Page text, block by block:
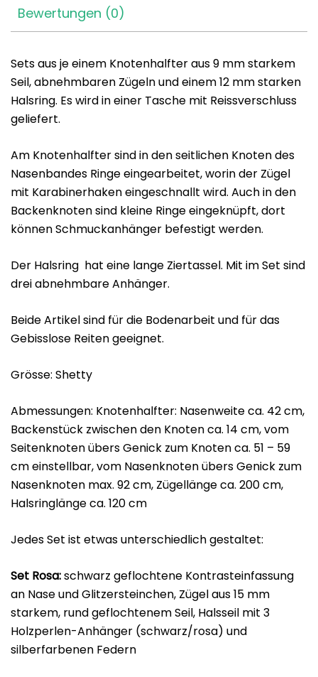
Bewertungen (0)
Sets aus je einem Knotenhalfter aus 9 mm starkem
Seil, abnehmbaren Zügeln und einem 12 mm starken
Halsring. Es wird in einer Tasche mit Reissverschluss
geliefert.
Am Knotenhalfter sind in den seitlichen Knoten des
Nasenbandes Ringe eingearbeitet, worin der Zügel
mit Karabinerhaken eingeschnallt wird. Auch in den
Backenknoten sind kleine Ringe eingeknüpft, dort
können Schmuckanhänger befestigt werden.
Der Halsring hat eine lange Ziertassel. Mit im Set sind
drei abnehmbare Anhänger.
Beide Artikel sind für die Bodenarbeit und für das
Gebisslose Reiten geeignet.
Grösse: Shetty
Abmessungen: Knotenhalfter: Nasenweite ca. 42 cm,
Backenstück zwischen den Knoten ca. 14 cm, vom
Seitenknoten übers Genick zum Knoten ca. 51 – 59
cm einstellbar, vom Nasenknoten übers Genick zum
Nasenknoten max. 92 cm, Zügellänge ca. 200 cm,
Halsringlänge ca. 120 cm
Jedes Set ist etwas unterschiedlich gestaltet:
Set Rosa:schwarz geflochtene Kontrasteinfassung
an Nase und Glitzersteinchen, Zügel aus 15 mm
starkem, rund geflochtenem Seil, Halsseil mit 3
Holzperlen-Anhänger (schwarz/rosa) und
silberfarbenen Federn